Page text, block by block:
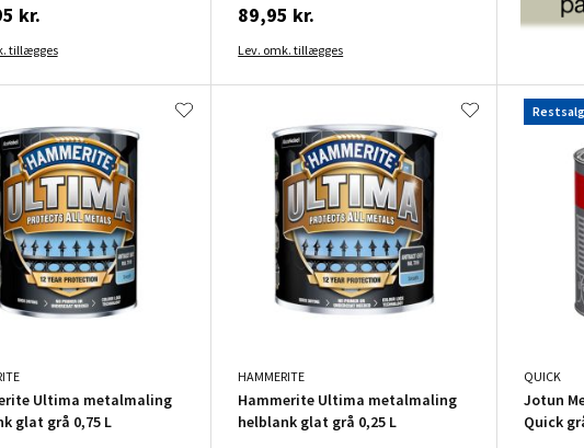
kr.
tillægges
89,95 kr.
Lev. omk. tillægges
Ultima metalmaling
glat grå 0,75 L
HAMMERITE
Hammerite Ultima metalmaling
helblank glat grå 0,25 L
Restsalg
QUICK
Jotun
Quick